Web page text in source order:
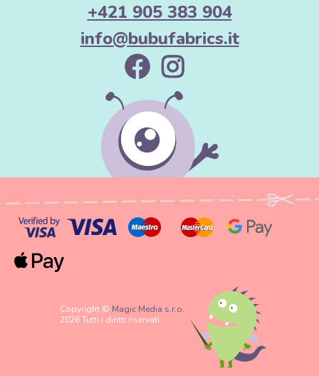
+421 905 383 904
info@bubufabrics.it
Copyright © Magic Media s.r.o.
2026 Tutti i diritti riservati